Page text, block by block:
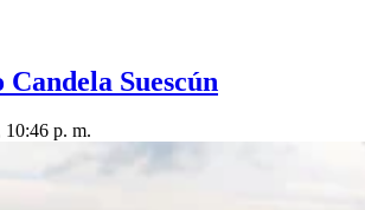
Suescún
10:46 p. m.